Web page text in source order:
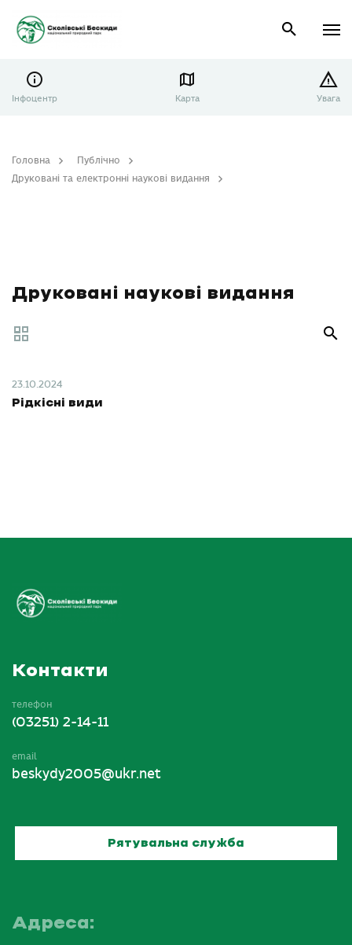
Інфоцентр Карта Увага
Головна
Публічно
Друковані та електронні наукові видання
Друковані наукові видання
23.10.2024
Рідкісні види
Контакти
телефон
(03251) 2-14-11
email
beskydy2005@ukr.net
Рятувальна служба
Адреса: